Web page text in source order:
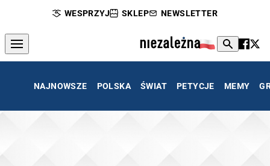
WESPRZYJ SKLEP NEWSLETTER
NAJNOWSZE POLSKA ŚWIAT PETYCJE MEMY